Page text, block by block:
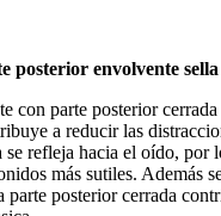
posterior envolvente
con parte posterior
a reducir las
se refleja hacia el oído, por
más sutiles. Además
parte posterior cerrada